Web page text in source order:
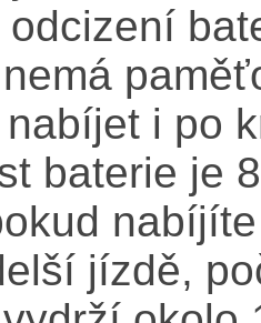
i po
baterie je
jízdě,